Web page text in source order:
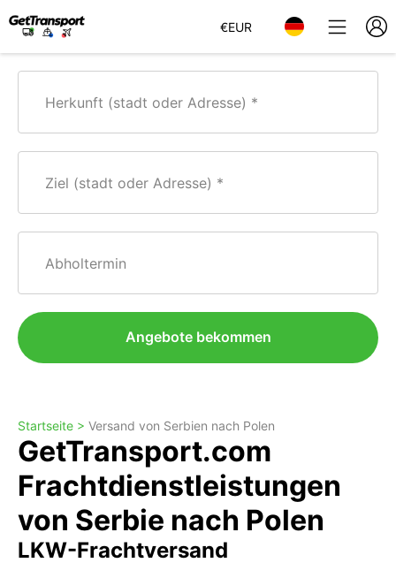
€EUR
Herkunft (stadt oder Adresse)
Ziel (stadt oder Adresse)
Abholtermin
Angebote bekommen
Startseite > Versand von Serbien nach Polen
GetTransport.com
Frachtdienstleistungen
von Serbie nach Polen
LKW-Frachtversand